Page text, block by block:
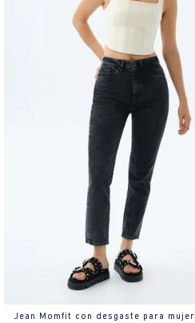
Jean Momfit con desgaste para mujer